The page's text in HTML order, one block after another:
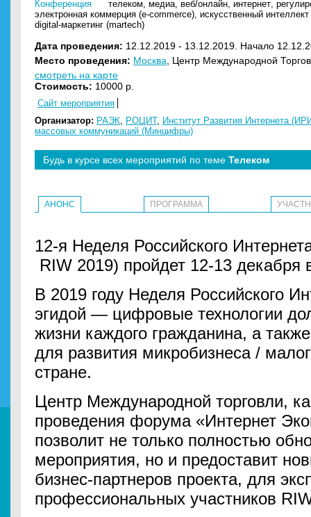
Конференция телеком, медиа, веб/онлайн, интернет,
электронная коммерция (e-commerce), искусственный интеллект
digital-маркетинг (martech)
Дата проведения: 12.12.2019 - 13.12.2019. Начало
Место проведения: Москва , Центр Международной
смотреть на карте
Стоимость: 10000 р.
Сайт мероприятия
Организатор: РАЭК, РОЦИТ, Институт Развития Интернета
массовых коммуникаций (Минцифры)
Будь в курсе всех мероприятий по теме Телеком
АНОНС ПРОГРАММА
12-я Неделя Российского
RIW 2019) пройдет 12-13 декабря
В 2019 году Неделя Российского
эгидой — цифровые технологии
жизни каждого гражданина, а
для развития микробизнеса /
стране.
Центр Международной торговли,
проведения форума «Интернет
позволит не только полностью
мероприятия, но и предоставит
бизнес-партнеров проекта, для
профессиональных участников